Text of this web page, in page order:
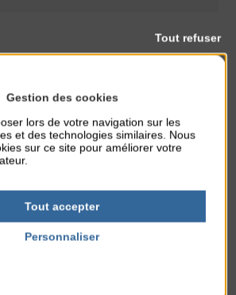
:
Gestion des cookies
lors de votre navigation sur les
et des technologies similaires. Nous
sur ce site pour améliorer votre
Tout accepter
Tout refuser
Personnaliser